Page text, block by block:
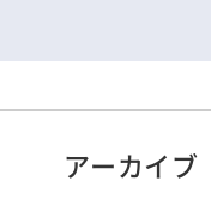
アーカイブ